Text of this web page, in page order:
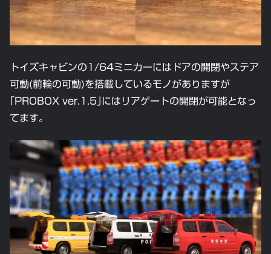
トイズキャビンの1/64ミニカーにはドアの開閉やステア
可動(前輪の可動)を搭載しているモノがありますが
｢PROBOX ver.1.5｣にはリアゲートの開閉が可能となっ
てます。